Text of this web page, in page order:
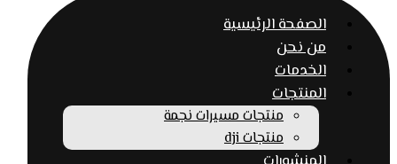
الصفحة الرئيسية
من نحن
الخدمات
المنتجات
منتجات مسيرات نجمة
منتجات dji